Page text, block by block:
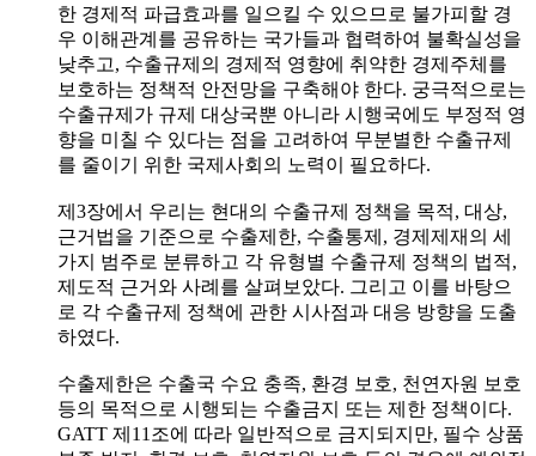
한 경제적 파급효과를 일으킬 수 있으므로 불가피할 경
우 이해관계를 공유하는 국가들과 협력하여 불확실성을
낮추고, 수출규제의 경제적 영향에 취약한 경제주체를
보호하는 정책적 안전망을 구축해야 한다. 궁극적으로는
수출규제가 규제 대상국뿐 아니라 시행국에도 부정적 영
향을 미칠 수 있다는 점을 고려하여 무분별한 수출규제
를 줄이기 위한 국제사회의 노력이 필요하다.
제3장에서 우리는 현대의 수출규제 정책을 목적, 대상,
근거법을 기준으로 수출제한, 수출통제, 경제제재의 세
가지 범주로 분류하고 각 유형별 수출규제 정책의 법적,
제도적 근거와 사례를 살펴보았다. 그리고 이를 바탕으
로 각 수출규제 정책에 관한 시사점과 대응 방향을 도출
하였다.
수출제한은 수출국 수요 충족, 환경 보호, 천연자원 보호
등의 목적으로 시행되는 수출금지 또는 제한 정책이다.
GATT 제11조에 따라 일반적으로 금지되지만, 필수 상품